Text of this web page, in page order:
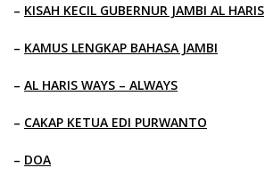
– KISAH KECIL GUBERNUR JAMBI AL HARIS
– KAMUS LENGKAP BAHASA JAMBI
– AL HARIS WAYS – ALWAYS
– CAKAP KETUA EDI PURWANTO
– DOA